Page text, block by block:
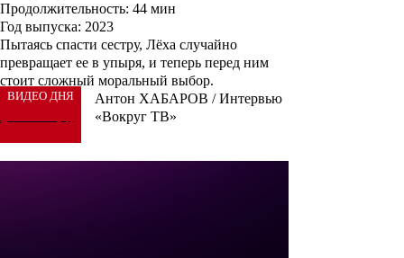
Продолжительность: 44 мин
Год выпуска: 2023
Пытаясь спасти сестру, Лёха случайно
превращает ее в упыря, и теперь перед ним
стоит сложный моральный выбор.
ВИДЕО ДНЯ
Антон ХАБАРОВ / Интервью
«Вокруг ТВ»